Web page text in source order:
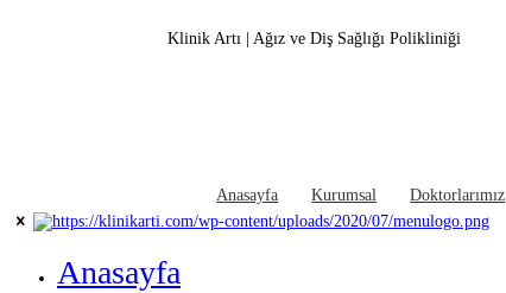
Klinik Artı | Ağız ve Diş Sağlığı Polikliniği
Anasayfa Kurumsal Doktorlarımız
Anasayfa